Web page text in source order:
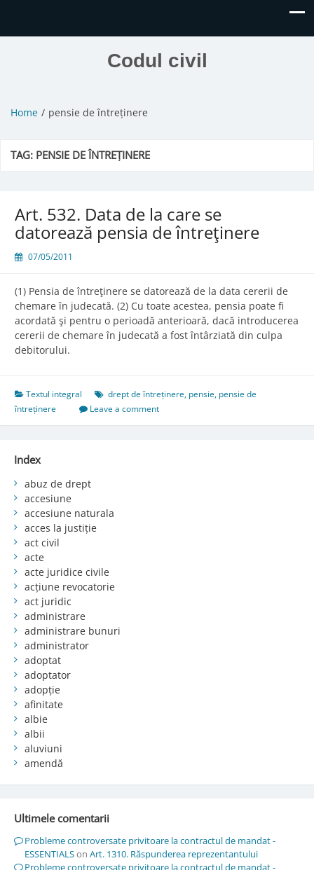
Codul civil
Home pensie de întreținere
TAG: PENSIE DE ÎNTREȚINERE
Art. 532. Data de la care se
datorează pensia de întreţinere
07/05/2011
(1) Pensia de întreţinere se datorează de la data cererii de
chemare în judecată. (2) Cu toate acestea, pensia poate fi
acordată şi pentru o perioadă anterioară, dacă introducerea
cererii de chemare în judecată a fost întârziată din culpa
debitorului.
Textul integral drept de întreținere, pensie, pensie de
întreținere
Leave a comment
Index
abuz de drept
accesiune
accesiune naturala
acces la justiție
act civil
acte
acte juridice civile
acțiune revocatorie
act juridic
administrare
administrare bunuri
administrator
adoptat
adoptator
adopție
afinitate
albie
albii
aluviuni
amendă
Ultimele comentarii
Probleme controversate privitoare la contractul de mandat -
ESSENTIALSon Art. 1310. Răspunderea reprezentantului
Probleme controversate privitoare la contractul de mandat -